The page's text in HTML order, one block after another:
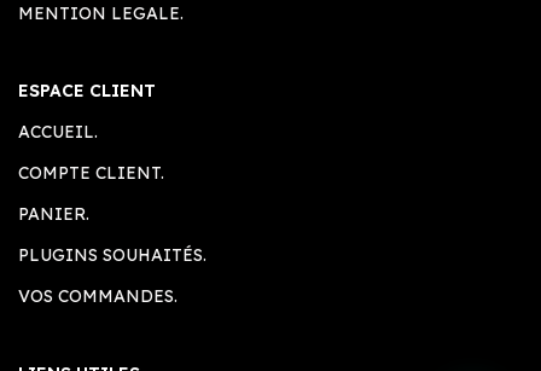
MENTION LEGALE.
ESPACE CLIENT
ACCUEIL.
COMPTE CLIENT.
PANIER.
PLUGINS SOUHAITÉS.
VOS COMMANDES.